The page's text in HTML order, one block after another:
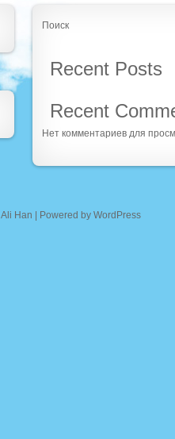
Поиск
Recent Posts
Recent
Нет комментариев для
Ali Han | Powered by WordPress